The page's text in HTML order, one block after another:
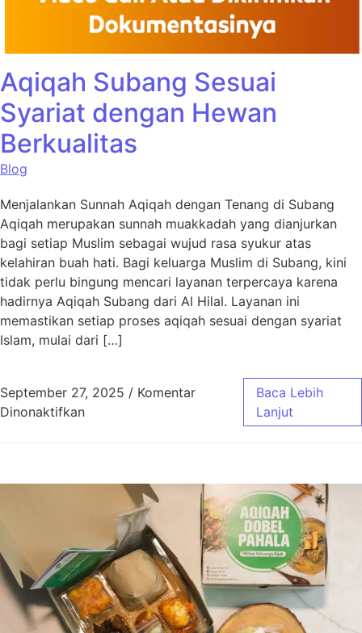
Aqiqah Subang Sesuai
Syariat dengan Hewan
Berkualitas
Blog
Menjalankan Sunnah Aqiqah dengan Tenang di Subang
Aqiqah merupakan sunnah muakkadah yang dianjurkan
bagi setiap Muslim sebagai wujud rasa syukur atas
kelahiran buah hati. Bagi keluarga Muslim di Subang, kini
tidak perlu bingung mencari layanan terpercaya karena
hadirnya Aqiqah Subang dari Al Hilal. Layanan ini
memastikan setiap proses aqiqah sesuai dengan syariat
Islam, mulai dari […]
September 27, 2025 / Komentar
Dinonaktifkanpada Aqiqah Subang Sesuai Syariat dengan
Baca Lebih
Lanjut